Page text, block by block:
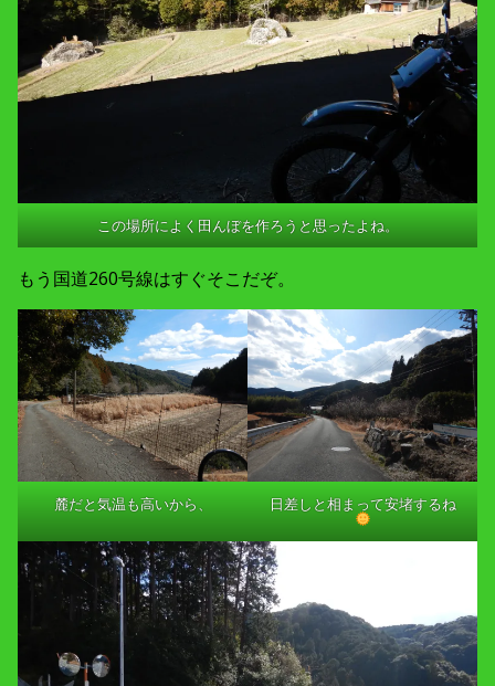
この場所によく田んぼを作ろうと思ったよね。
もう国道260号線はすぐそこだぞ。
麓だと気温も高いから、 日差しと相まって安堵するね